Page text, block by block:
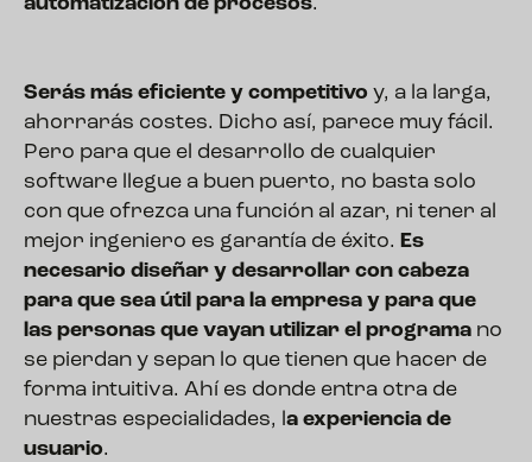
Serás más eficiente y competitivo y, a la larga,
ahorrarás costes. Dicho así, parece muy fácil.
Pero para que el desarrollo de cualquier
software llegue a buen puerto, no basta solo
con que ofrezca una función al azar, ni tener al
mejor ingeniero es garantía de éxito. Es
necesario diseñar y desarrollar con cabeza
para que sea útil para la empresa y para que
las personas que vayan utilizar el programa no
se pierdan y sepan lo que tienen que hacer de
forma intuitiva. Ahí es donde entra otra de
nuestras especialidades, l a experiencia de
usuario.